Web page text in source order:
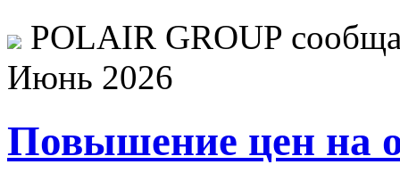
POLAIR GROUP
Июнь 2026
Повышение цен на